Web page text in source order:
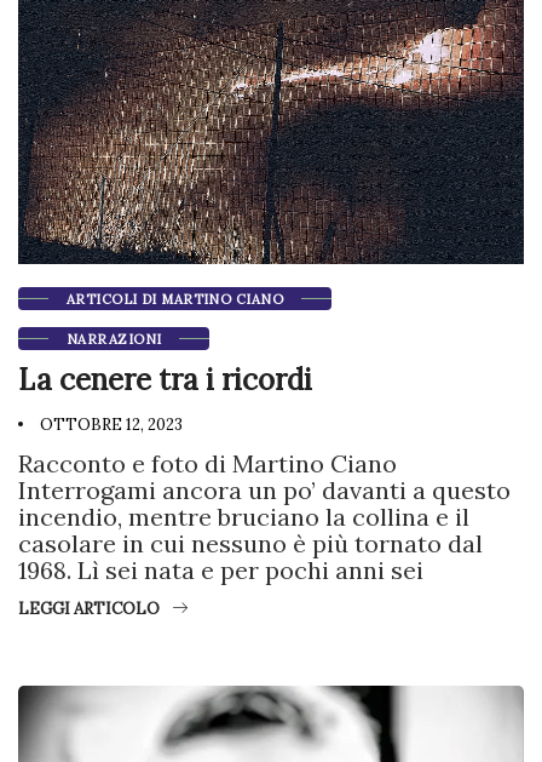
ARTICOLI DI MARTINO CIANO
NARRAZIONI
La cenere tra i ricordi
OTTOBRE 12, 2023
Racconto e foto di Martino Ciano
Interrogami ancora un po’ davanti a questo
incendio, mentre bruciano la collina e il
casolare in cui nessuno è più tornato dal
1968. Lì sei nata e per pochi anni sei
LEGGI ARTICOLO